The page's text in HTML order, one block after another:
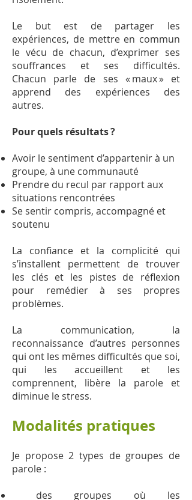
Le but est de partager les
expériences, de mettre en commun
le vécu de chacun, d’exprimer ses
souffrances et ses difficultés.
Chacun parle de ses « maux » et
apprend des expériences des
autres.
Pour quels résultats ?
Avoir le sentiment d’appartenir à un
groupe, à une communauté
Prendre du recul par rapport aux
situations rencontrées
Se sentir compris, accompagné et
soutenu
La confiance et la complicité qui
s’installent permettent de trouver
les clés et les pistes de réflexion
pour remédier à ses propres
problèmes.
La communication, la
reconnaissance d’autres personnes
qui ont les mêmes difficultés que soi,
qui les accueillent et les
comprennent, libère la parole et
diminue le stress.
Modalités pratiques
Je propose 2 types de groupes de
parole :
des groupes où les